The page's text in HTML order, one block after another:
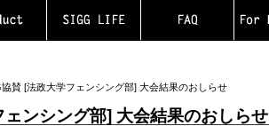
賛 [法政大学フェンシング部] 大会結果のおしらせ
ンシング部] 大会結果のおしらせ